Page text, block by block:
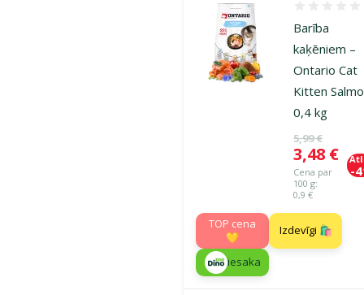
Barība
kaķēniem –
Ontario Cat
Kitten
0,4 kg
Oriģinālā
5,99 €
Cena
3,48 €
Cena par
100 g:
0,9 €
-
TOP cena
💛
Izdevīgi 🛍️
iesaka